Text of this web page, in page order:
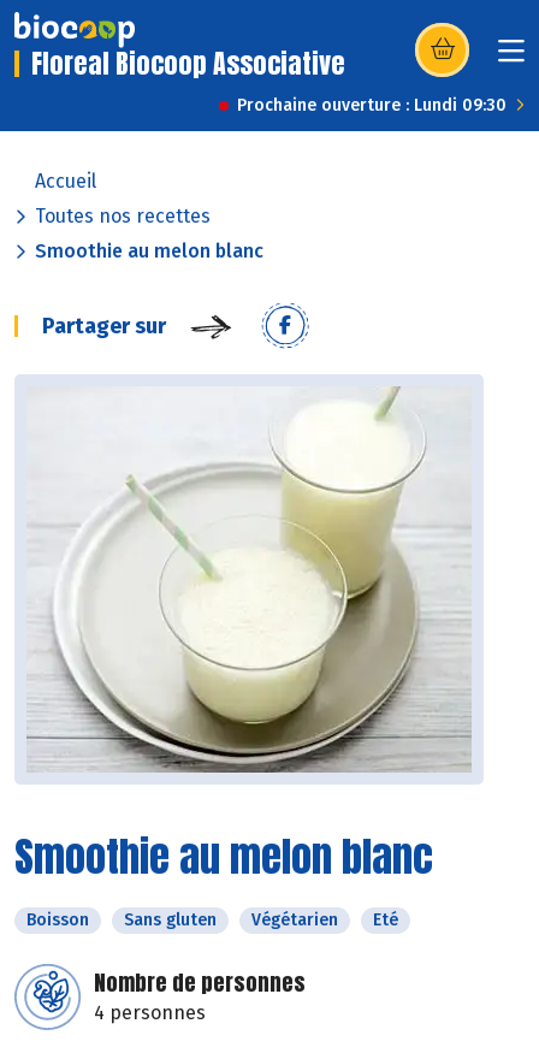
Floreal Biocoop Associative (s’ouvre dans
Prochaine ouverture : Lundi 09:30
Accueil
Toutes nos recettes
Smoothie au melon blanc
Partager sur
Smoothie au melon blanc
Boisson Sans gluten Végétarien Eté
Nombre de personnes
4 personnes